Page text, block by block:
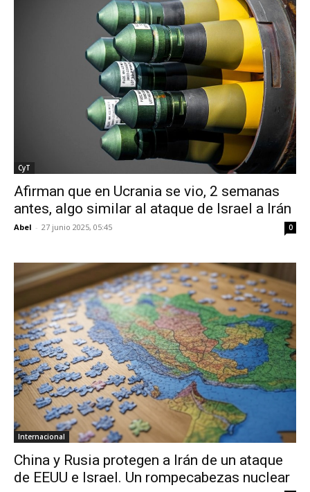
CyT
Afirman que en Ucrania se vio, 2 semanas
antes, algo similar al ataque de Israel a Irán
Abel - 27 junio 2025, 05:45 0
Internacional
China y Rusia protegen a Irán de un ataque
de EEUU e Israel. Un rompecabezas nuclear